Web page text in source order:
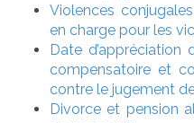
Violences
en charge pour les
Date
compensatoire et
contre le jugement
Divorce et pension